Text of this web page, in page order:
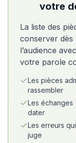
votre
La liste des
conserver dès
l’audience
votre parole
Les pièces
rassembler
Les échanges
dater
Les erreurs
juge